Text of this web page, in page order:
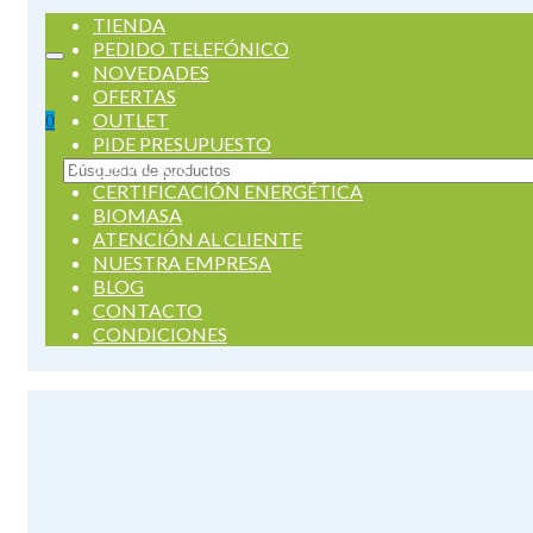
0
Buscar
por:
TIENDA
PEDIDO TELEFÓNICO
NOVEDADES
OFERTAS
OUTLET
PIDE PRESUPUESTO
SERVICIOS
CERTIFICACIÓN ENERGÉTICA
BIOMASA
ATENCIÓN AL CLIENTE
NUESTRA EMPRESA
BLOG
CONTACTO
CONDICIONES